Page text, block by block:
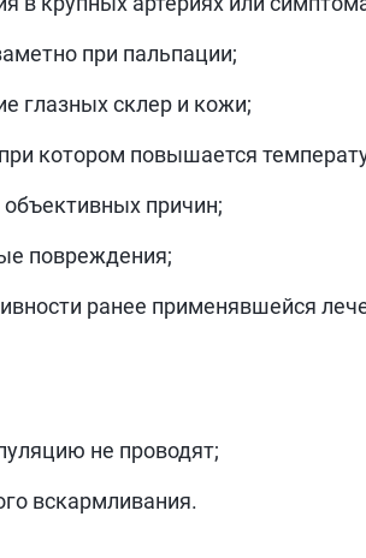
при пальпации;
глазных склер и кожи;
котором повышается
объективных причин;
повреждения;
ранее применявшейся
не проводят;
вскармливания.